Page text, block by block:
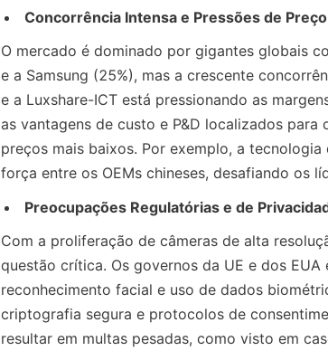
Concorrência Intensa e Pressões de Preço
O mercado é dominado por gigantes globais
e a Samsung (25%), mas a crescente
e a Luxshare-ICT está pressionando as
as vantagens de custo e P&D localizados
preços mais baixos. Por exemplo, a
força entre os OEMs chineses, desafiando os
Preocupações Regulatórias e de
Com a proliferação de câmeras de alta
questão crítica. Os governos da UE e dos
reconhecimento facial e uso de dados
criptografia segura e protocolos de
resultar em multas pesadas, como visto em